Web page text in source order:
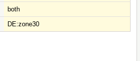
both
DE:zone30